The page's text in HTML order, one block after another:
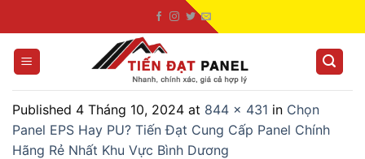
to
content
Published 4 Tháng 10, 2024 at 844 × 431 in Chọn
Panel EPS Hay PU? Tiến Đạt Cung Cấp Panel Chính
Hãng Rẻ Nhất Khu Vực Bình Dương